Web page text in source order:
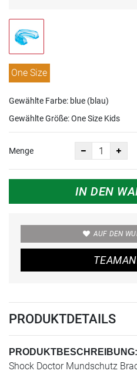
One Size
Gewählte Farbe: blue (blau)
Gewählte Größe:One Size Kids
Menge
IN DEN
AUF DEN
PRODUKTDETAILS
PRODUKTBESCHREIBUNG:
Shock Doctor Mundschutz